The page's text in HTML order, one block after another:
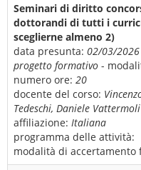
Seminari di diritto
dottorandi di tutti i
sceglierne almeno 2)
data presunta: 02/03/2026
progetto formativo -
numero ore: 20
docente del corso:
Tedeschi, Daniele
affiliazione: Italiana
programma delle attività:
modalità di accertamento